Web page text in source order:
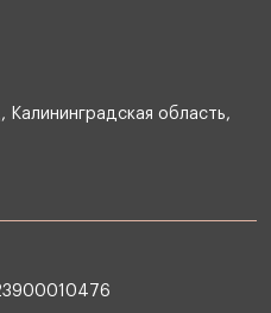
Калининградская область,